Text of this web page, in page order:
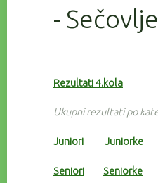
- Sečovlje
Rezultati 4.kola
Ukupni rezultati po
Juniori Juniorke
Seniori Seniorke